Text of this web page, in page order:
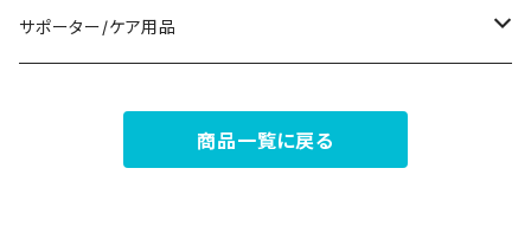
その他
その他
7分/長袖
ペチコート/ペチパンツ
ショルダーバッグ
カジュアルバッグ
アクセサリーケース
ブーツ
セット販売
サポーター/ケア用品
商品一覧に戻る